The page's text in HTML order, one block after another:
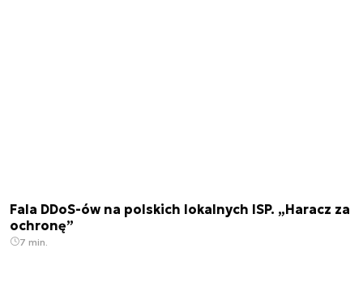
Fala DDoS-ów na polskich lokalnych ISP. „Haracz za
ochronę”
7 min.